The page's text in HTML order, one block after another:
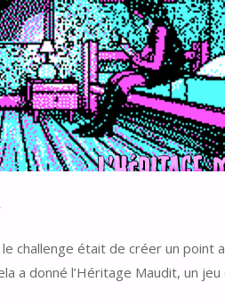
challenge était de créer un point
a donné l’Héritage Maudit, un